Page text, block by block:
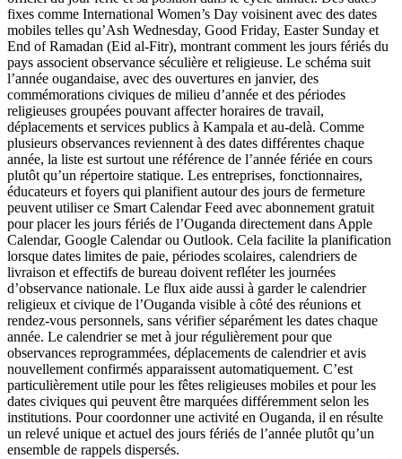
fixes comme International Women’s Day voisinent avec des dates
mobiles telles qu’Ash Wednesday, Good Friday, Easter Sunday et
End of Ramadan (Eid al-Fitr), montrant comment les jours fériés du
pays associent observance séculière et religieuse. Le schéma suit
l’année ougandaise, avec des ouvertures en janvier, des
commémorations civiques de milieu d’année et des périodes
religieuses groupées pouvant affecter horaires de travail,
déplacements et services publics à Kampala et au-delà. Comme
plusieurs observances reviennent à des dates différentes chaque
année, la liste est surtout une référence de l’année fériée en cours
plutôt qu’un répertoire statique. Les entreprises, fonctionnaires,
éducateurs et foyers qui planifient autour des jours de fermeture
peuvent utiliser ce Smart Calendar Feed avec abonnement gratuit
pour placer les jours fériés de l’Ouganda directement dans Apple
Calendar, Google Calendar ou Outlook. Cela facilite la planification
lorsque dates limites de paie, périodes scolaires, calendriers de
livraison et effectifs de bureau doivent refléter les journées
d’observance nationale. Le flux aide aussi à garder le calendrier
religieux et civique de l’Ouganda visible à côté des réunions et
rendez-vous personnels, sans vérifier séparément les dates chaque
année. Le calendrier se met à jour régulièrement pour que
observances reprogrammées, déplacements de calendrier et avis
nouvellement confirmés apparaissent automatiquement. C’est
particulièrement utile pour les fêtes religieuses mobiles et pour les
dates civiques qui peuvent être marquées différemment selon les
institutions. Pour coordonner une activité en Ouganda, il en résulte
un relevé unique et actuel des jours fériés de l’année plutôt qu’un
ensemble de rappels dispersés.